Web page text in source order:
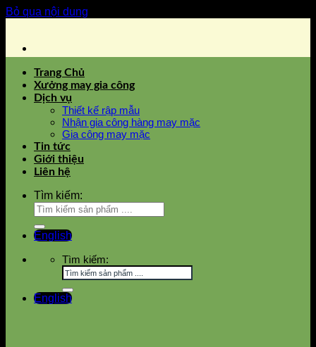
Bỏ qua nội dung
Trang Chủ
Xưởng may gia công
Dịch vụ
Thiết kế rập mẫu
Nhận gia công hàng may mặc
Gia công may mặc
Tin tức
Giới thiệu
Liên hệ
Tìm kiếm:
English
Tìm kiếm:
English